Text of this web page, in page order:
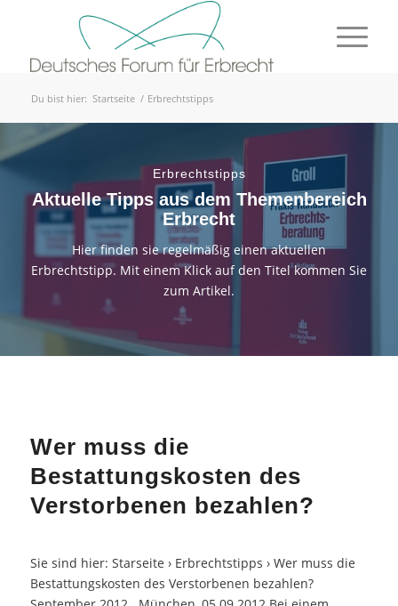
Du bist hier: Startseite / Erbrechtstipps
Erbrechtstipps
Aktuelle Tipps aus dem Themenbereich
Erbrecht
Hier finden sie regelmäßig einen aktuellen
Erbrechtstipp. Mit einem Klick auf den Titel kommen Sie
zum Artikel.
Wer muss die
Bestattungskosten des
Verstorbenen bezahlen?
Sie sind hier: Starseite › Erbrechtstipps › Wer muss die
Bestattungskosten des Verstorbenen bezahlen?